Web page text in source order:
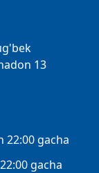
13
22:00 gacha
gacha